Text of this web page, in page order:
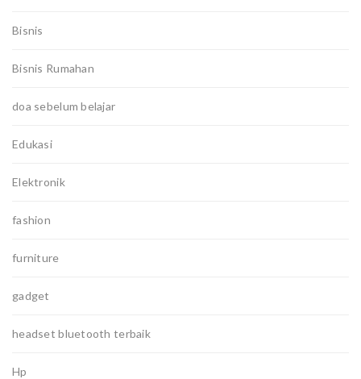
Bisnis
Bisnis Rumahan
doa sebelum belajar
Edukasi
Elektronik
fashion
furniture
gadget
headset bluetooth terbaik
Hp